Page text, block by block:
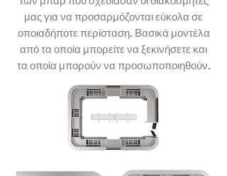
μας για να προσαρμόζονται εύκολα σε
οποιαδήποτε περίσταση. Βασικά μοντέλα
από τα οποία μπορείτε να ξεκινήσετε και
τα οποία μπορούν να προσωποποιηθούν.